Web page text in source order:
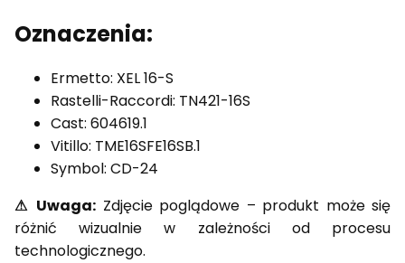
Oznaczenia:
Ermetto: XEL 16-S
Rastelli-Raccordi: TN421-16S
Cast: 604619.1
Vitillo: TME16SFE16SB.1
Symbol: CD-24
⚠ Uwaga: Zdjęcie poglądowe – produkt może się
różnić wizualnie w zależności od procesu
technologicznego.